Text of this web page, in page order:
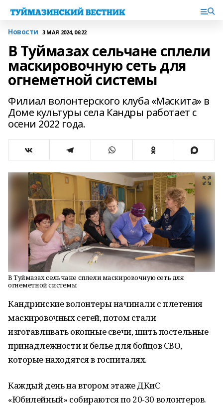
Новости 3 МАЯ 2024, 06:22
В Туймазах сельчане сплели
маскировочную сеть для
огнеметной системы
Филиал волонтерского клуба «Маскита» в
Доме культуры села Кандры работает с
осени 2022 года.
В Туймазах сельчане сплели маскировочную сеть для
огнеметной системы
Кандринские волонтеры начинали с плетения
маскировочных сетей, потом стали
изготавливать окопные свечи, шить постельные
принадлежности и белье для бойцов СВО,
которые находятся в госпиталях.
Каждый день на втором этаже ДКиС
«Юбилейный» собираются по 20-30 волонтеров.